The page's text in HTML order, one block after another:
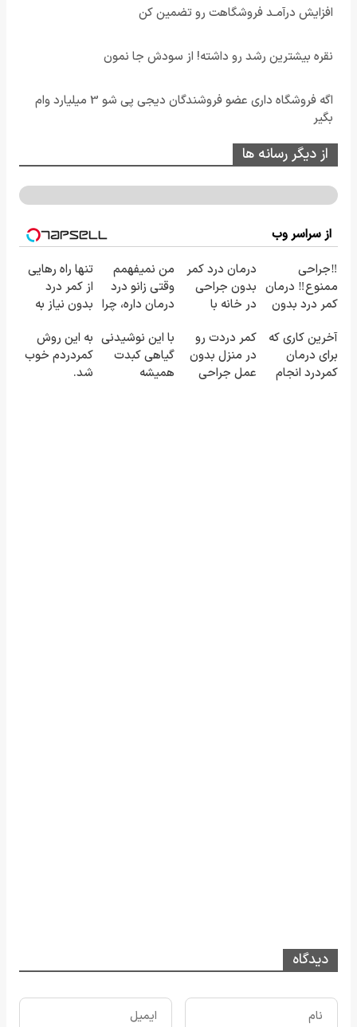
افزایش درآمـد فروشگاهت رو تضمین کن
نقره بیشترین رشد رو داشته! از سودش جا نمون
اگه فروشگاه داری عضو فروشندگان دیجی پی شو 3 میلیارد وام
بگیر
از دیگر رسانه ها
از سراسر وب
‼️جراحی
ممنوع‼️ درمان
کمر درد بدون
نقاهت
درمان درد کمر
بدون جراحی
در خانه با
«پرسش‌نامه رو
پر کن»
من نمیفهمم
وقتی زانو درد
درمان داره، چرا
تحمل میکنی؟
❗
تنها راه رهایی
از کمر درد
بدون نیاز به
(◂پرسش‌نامه)
آخرین کاری که
برای درمان
کمردرد انجام
کمر دردت رو
در منزل بدون
عمل جراحی
با این نوشیدنی
گیاهی کبدت
همیشه
به این روش
کمردردم خوب
شد.
دیدگاه